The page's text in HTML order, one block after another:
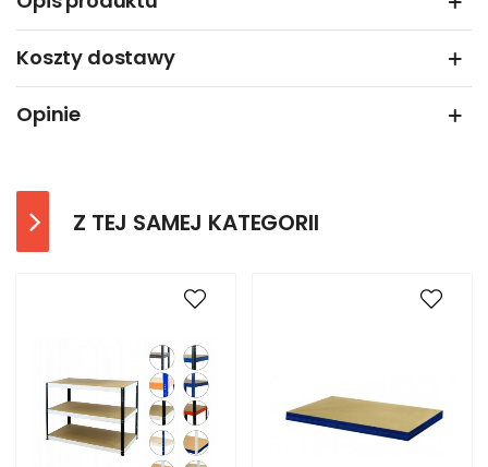
Koszty dostawy
Opinie
Z TEJ SAMEJ KATEGORII